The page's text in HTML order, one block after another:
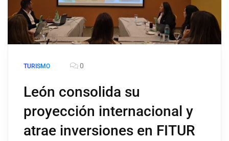
TURISMO 0
León consolida su
proyección internacional y
atrae inversiones en FITUR